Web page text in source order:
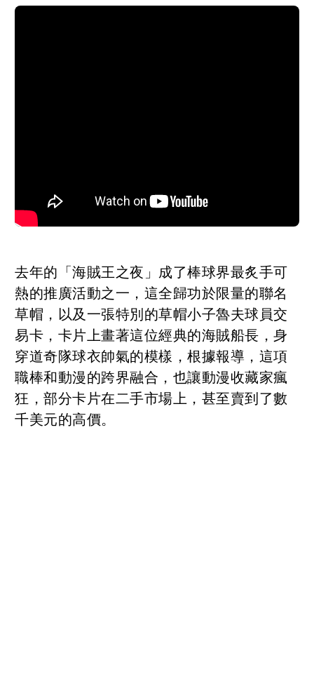
去年的「海賊王之夜」成了棒球界最炙手可
熱的推廣活動之一，這全歸功於限量的聯名
草帽，以及一張特別的草帽小子魯夫球員交
易卡，卡片上畫著這位經典的海賊船長，身
穿道奇隊球衣帥氣的模樣，根據報導，這項
職棒和動漫的跨界融合，也讓動漫收藏家瘋
狂，部分卡片在二手市場上，甚至賣到了數
千美元的高價。